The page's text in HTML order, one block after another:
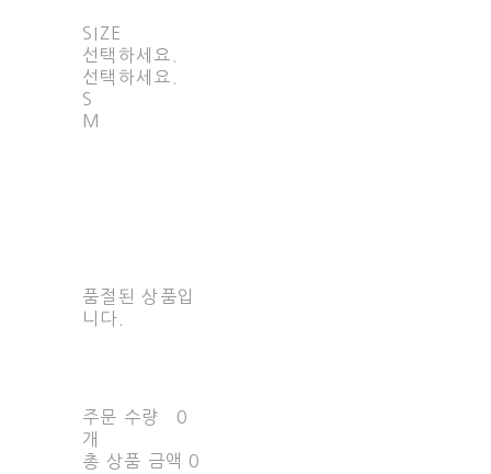
SIZE
선택하세요.
선택하세요.
S
M
품절된 상품입
니다.
주문 수량
0
개
총 상품 금액 0